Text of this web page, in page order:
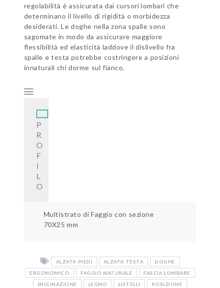
regolabilità è assicurata dai cursori lombari che
determinano il livello di rigidità o morbidezza
desiderati. Le doghe nella zona spalle sono
sagomate in modo da assicurare maggiore
flessibilità ed elasticità laddove il dislivello fra
spalle e testa potrebbe costringere a posizioni
innaturali chi dorme sul fianco.
P
R
O
F
I
L
O
Multistrato di Faggio con sezione
70X25 mm
ALZATA PIEDI ALZATA TESTA
DOGHE
ERGONOMICO
FAGGIO NATURALE
FASCIA LOMBARE
INCLINAZIONE
LEGNO LISTELLI
POSIZIONE